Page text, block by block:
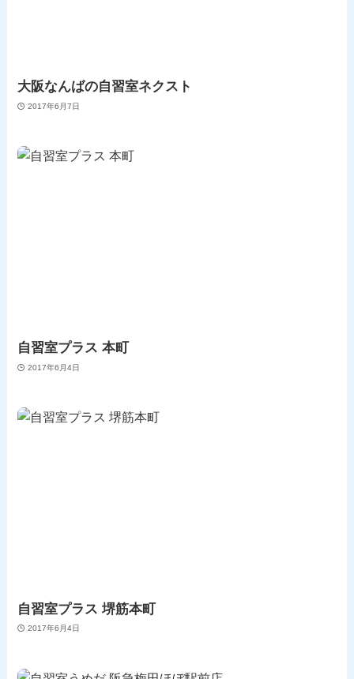
大阪なんばの自習室ネクスト
2017年6月7日
自習室プラス 本町
2017年6月4日
自習室プラス 堺筋本町
2017年6月4日